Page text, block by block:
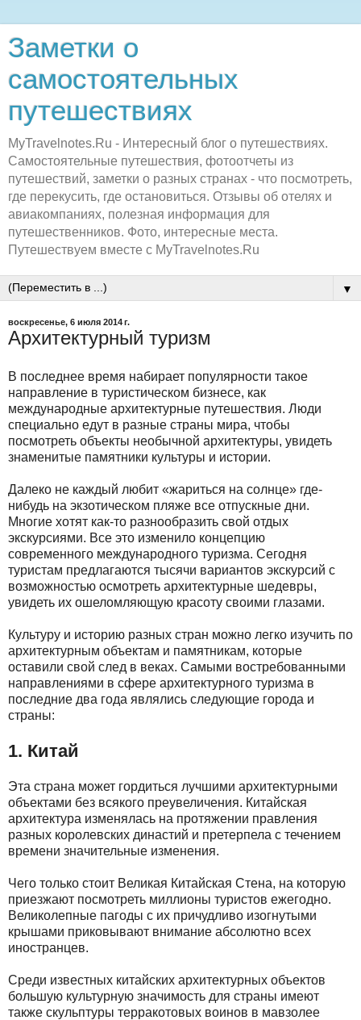
Заметки о
самостоятельных
путешествиях
MyTravelnotes.Ru - Интересный блог о путешествиях.
Самостоятельные путешествия, фотоотчеты из
путешествий, заметки о разных странах - что посмотреть,
где перекусить, где остановиться. Отзывы об отелях и
авиакомпаниях, полезная информация для
путешественников. Фото, интересные места.
Путешествуем вместе с MyTravelnotes.Ru
▼
воскресенье, 6 июля 2014 г.
Архитектурный туризм
В последнее время набирает популярности такое
направление в туристическом бизнесе, как
международные архитектурные путешествия. Люди
специально едут в разные страны мира, чтобы
посмотреть объекты необычной архитектуры, увидеть
знаменитые памятники культуры и истории.
Далеко не каждый любит «жариться на солнце» где-
нибудь на экзотическом пляже все отпускные дни.
Многие хотят как-то разнообразить свой отдых
экскурсиями. Все это изменило концепцию
современного международного туризма. Сегодня
туристам предлагаются тысячи вариантов экскурсий с
возможностью осмотреть архитектурные шедевры,
увидеть их ошеломляющую красоту своими глазами.
Культуру и историю разных стран можно легко изучить по
архитектурным объектам и памятникам, которые
оставили свой след в веках. Самыми востребованными
направлениями в сфере архитектурного туризма в
последние два года являлись следующие города и
страны:
1. Китай
Эта страна может гордиться лучшими архитектурными
объектами без всякого преувеличения. Китайская
архитектура изменялась на протяжении правления
разных королевских династий и претерпела с течением
времени значительные изменения.
Чего только стоит Великая Китайская Стена, на которую
приезжают посмотреть миллионы туристов ежегодно.
Великолепные пагоды с их причудливо изогнутыми
крышами приковывают внимание абсолютно всех
иностранцев.
Среди известных китайских архитектурных объектов
большую культурную значимость для страны имеют
также скульптуры терракотовых воинов в мавзолее